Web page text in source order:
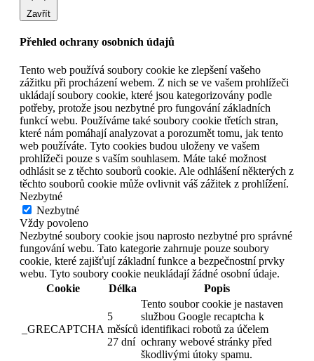
Zavřít
Přehled ochrany osobních údajů
Tento web používá soubory cookie ke zlepšení vašeho
zážitku při procházení webem. Z nich se ve vašem prohlížeči
ukládají soubory cookie, které jsou kategorizovány podle
potřeby, protože jsou nezbytné pro fungování základních
funkcí webu. Používáme také soubory cookie třetích stran,
které nám pomáhají analyzovat a porozumět tomu, jak tento
web používáte. Tyto cookies budou uloženy ve vašem
prohlížeči pouze s vaším souhlasem. Máte také možnost
odhlásit se z těchto souborů cookie. Ale odhlášení některých z
těchto souborů cookie může ovlivnit váš zážitek z prohlížení.
Nezbytné
Nezbytné
Vždy povoleno
Nezbytné soubory cookie jsou naprosto nezbytné pro správné
fungování webu. Tato kategorie zahrnuje pouze soubory
cookie, které zajišťují základní funkce a bezpečnostní prvky
webu. Tyto soubory cookie neukládají žádné osobní údaje.
Cookie
Délka Popis
_GRECAPTCHA
5
měsíců
27 dní
Tento soubor cookie je nastaven
službou Google recaptcha k
identifikaci robotů za účelem
ochrany webové stránky před
škodlivými útoky spamu.